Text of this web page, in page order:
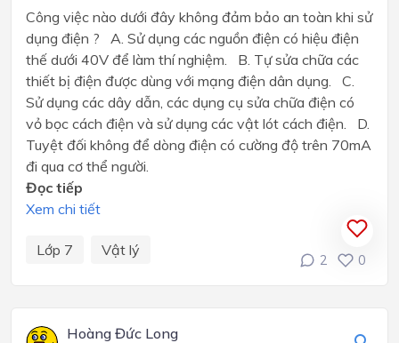
Công việc nào dưới đây không đảm bảo an toàn khi sử
dụng điện ? A. Sử dụng các nguồn điện có hiệu điện
thế dưới 40V để làm thí nghiệm. B. Tự sửa chữa các
thiết bị điện được dùng với mạng điện dân dụng. C.
Sử dụng các dây dẫn, các dụng cụ sửa chữa điện có
vỏ bọc cách điện và sử dụng các vật lót cách điện. D.
Tuyệt đối không để dòng điện có cường độ trên 70mA
đi qua cơ thể người.
Đọc tiếp
Xem chi tiết
Lớp 7 Vật lý
2 0
Hoàng Đức Long